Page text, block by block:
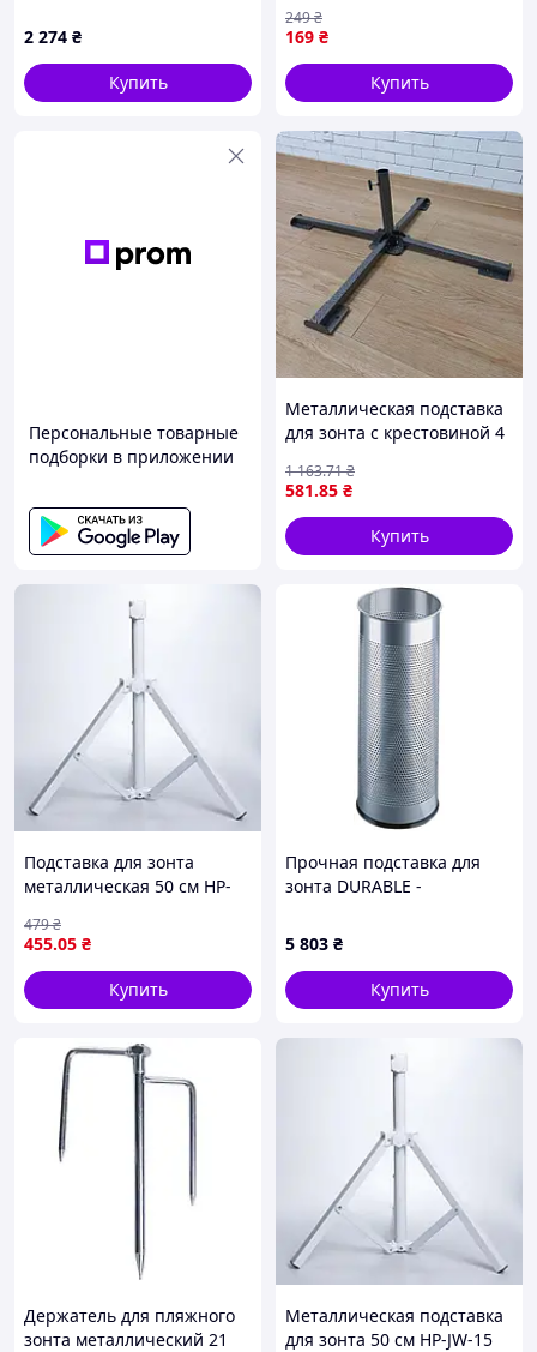
парапетів
2 274 ₴
Купить
пластиковый держатель в
песок
169 ₴
249₴
Купить
Персональные товарные
подборки в приложении
Металлическая подставка
для зонта с крестовиной 4
дачи сада фиксация зонта
581.85 ₴
1 163.71₴
Купить
Подставка для зонта
металлическая 50 см HP-
455.05 ₴
479₴
Купить
Прочная подставка для
зонта DURABLE -
335023 (Ø x H) 26 см x 62
см, серебристый металлик
5 803 ₴
Купить
Держатель для пляжного
зонта металлический 21
Металлическая подставка
для зонта 50 см HP-JW-15